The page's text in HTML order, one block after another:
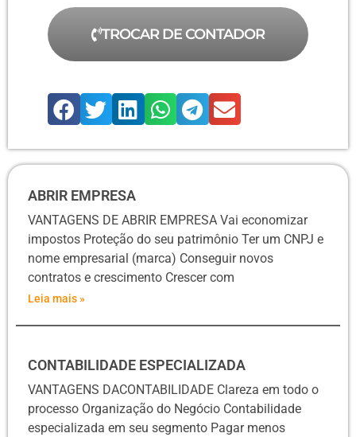
TROCAR DE CONTADOR
ABRIR EMPRESA
VANTAGENS DE ABRIR EMPRESA Vai economizar
impostos Proteção do seu patrimônio Ter um CNPJ e
nome empresarial (marca) Conseguir novos
contratos e crescimento Crescer com
Leia mais »
CONTABILIDADE ESPECIALIZADA
VANTAGENS DACONTABILIDADE Clareza em todo o
processo Organização do Negócio Contabilidade
especializada em seu segmento Pagar menos